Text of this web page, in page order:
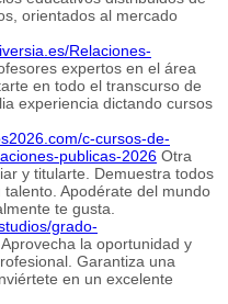
orientados al mercado
Relaciones-
expertos en el área
en todo el transcurso de
experiencia dictando cursos
c-cursos-de-
publicas-2026 Otra
y titularte. Demuestra todos
Apodérate del mundo
te gusta.
grado-
Aprovecha la oportunidad y
Garantiza una
en un excelente